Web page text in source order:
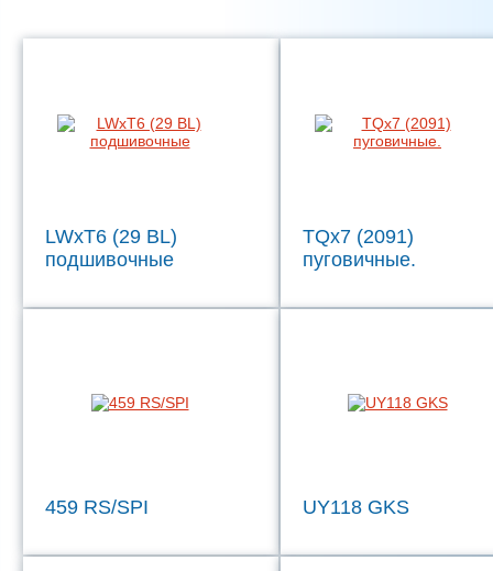
LWxT6 (29 BL)
подшивочные
TQx7 (2091)
пуговичные.
459 RS/SPI UY118 GKS